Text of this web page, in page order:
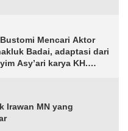
Mencari Aktor
Badai, adaptasi dari
Asy’ari karya KH.
Irawan MN yang